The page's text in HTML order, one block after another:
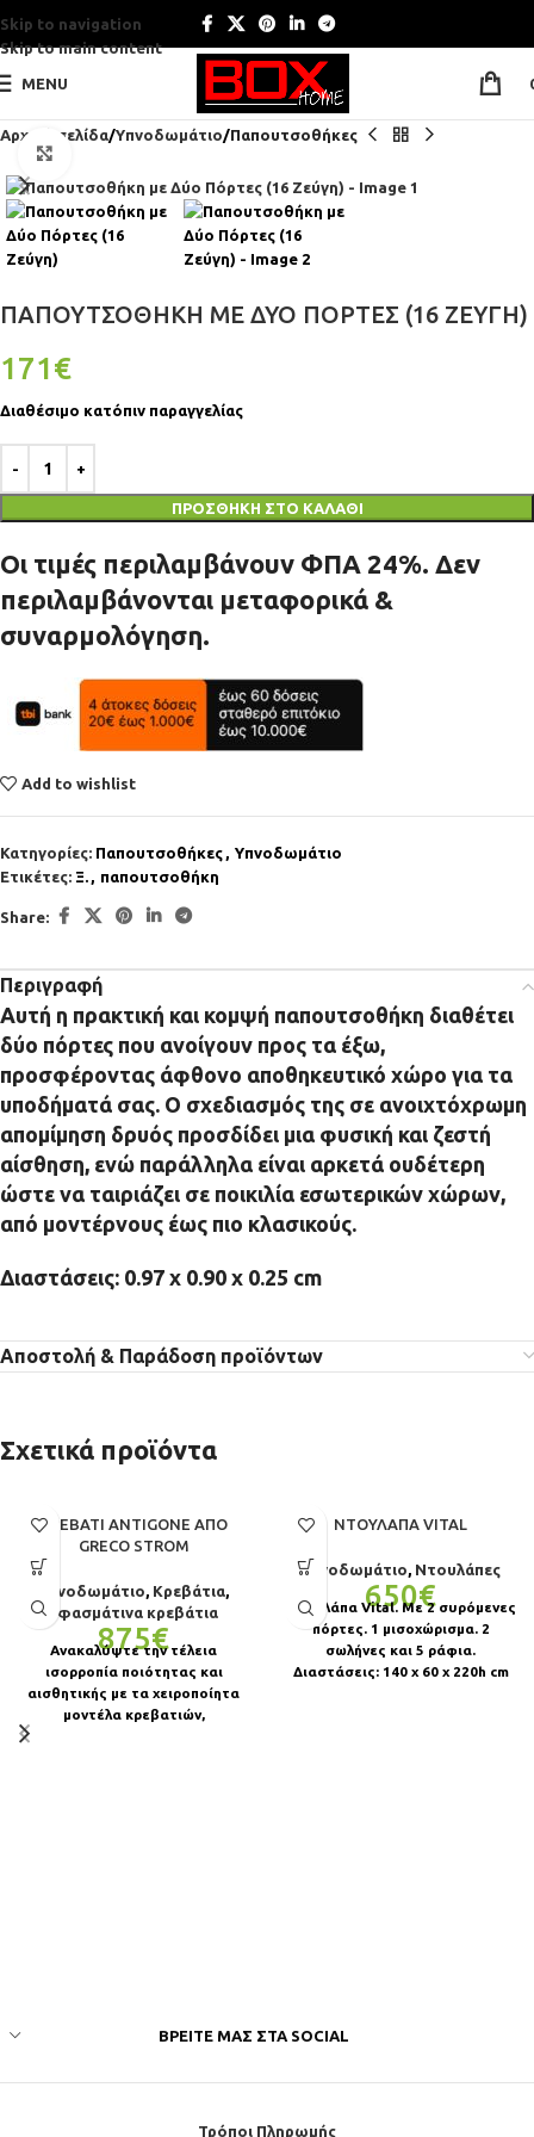
Skip to navigation
Skip to main content
MENU
Αρχική σελίδα Υπνοδωμάτιο Παπουτσοθήκες
ΠΑΠΟΥΤΣΟΘΉΚΗ ΜΕ ΔΎΟ ΠΌΡΤΕΣ (16 ΖΕΎΓΗ)
171€
Διαθέσιμο κατόπιν παραγγελίας
ΠΡΟΣΘΉΚΗ ΣΤΟ ΚΑΛΆΘΙ
Οι τιμές περιλαμβάνουν ΦΠΑ 24%. Δεν
περιλαμβάνονται μεταφορικά &
συναρμολόγηση.
Add to wishlist
Κατηγορίες: Παπουτσοθήκες , Υπνοδωμάτιο
Ετικέτες: Ξ. , παπουτσοθήκη
Share:
Περιγραφή
Αυτή η πρακτική και κομψή παπουτσοθήκη διαθέτει
δύο πόρτες που ανοίγουν προς τα έξω,
προσφέροντας άφθονο αποθηκευτικό χώρο για τα
υποδήματά σας. Ο σχεδιασμός της σε ανοιχτόχρωμη
απομίμηση δρυός προσδίδει μια φυσική και ζεστή
αίσθηση, ενώ παράλληλα είναι αρκετά ουδέτερη
ώστε να ταιριάζει σε ποικιλία εσωτερικών χώρων,
από μοντέρνους έως πιο κλασικούς.
Διαστάσεις: 0.97 χ 0.90 χ 0.25 cm
Αποστολή & Παράδοση προϊόντων
Σχετικά προϊόντα
ΚΡΕΒΆΤΙ ANTIGONE ΑΠΌ
GRECO STROM
Υπνοδωμάτιο, Κρεβάτια,
Υφασμάτινα κρεβάτια
875€
Ανακαλύψτε την τέλεια
ισορροπία ποιότητας και
αισθητικής με τα χειροποίητα
μοντέλα κρεβατιών,
ΝΤΟΥΛΆΠΑ VITAL
Υπνοδωμάτιο, Ντουλάπες
650€
Ντουλάπα Vital. Με 2 συρόμενες
πόρτες. 1 μισοχώρισμα. 2
σωλήνες και 5 ράφια.
Διαστάσεις: 140 x 60 x 220h cm
ΒΡΕΊΤΕ ΜΑΣ ΣΤΑ SOCIAL
Τρόποι Πληρωμής